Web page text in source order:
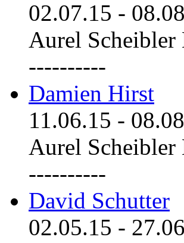
02.07.15 -
Aurel Scheibler
----------
Damien Hirst
11.06.15 -
Aurel Scheibler
----------
David Schutter
02.05.15 -